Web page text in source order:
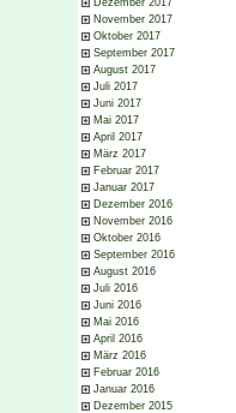
Dezember 2017
November 2017
Oktober 2017
September 2017
August 2017
Juli 2017
Juni 2017
Mai 2017
April 2017
März 2017
Februar 2017
Januar 2017
Dezember 2016
November 2016
Oktober 2016
September 2016
August 2016
Juli 2016
Juni 2016
Mai 2016
April 2016
März 2016
Februar 2016
Januar 2016
Dezember 2015